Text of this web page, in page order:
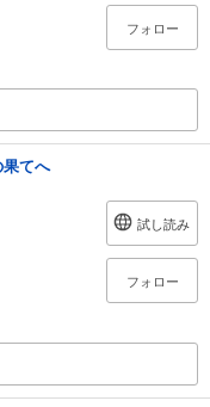
フォロー
てへ
試し読み
フォロー